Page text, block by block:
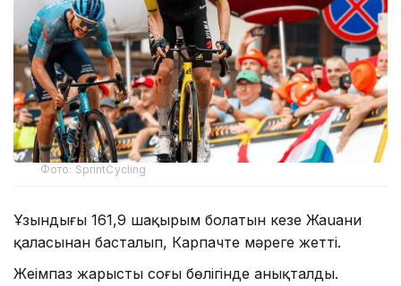
Фото: SprintCycling
Ұзындығы 161,9 шақырым болатын кезең Жаuани
қаласынан басталып, Карпачте мәреге жетті.
Жеңімпаз жарыстың соңғы бөлігінде анықталды.